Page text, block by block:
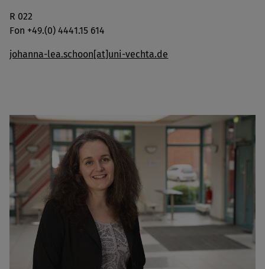
R 022
Fon +49.(0) 4441.15 614
johanna-lea.schoon[at]uni-vechta.de